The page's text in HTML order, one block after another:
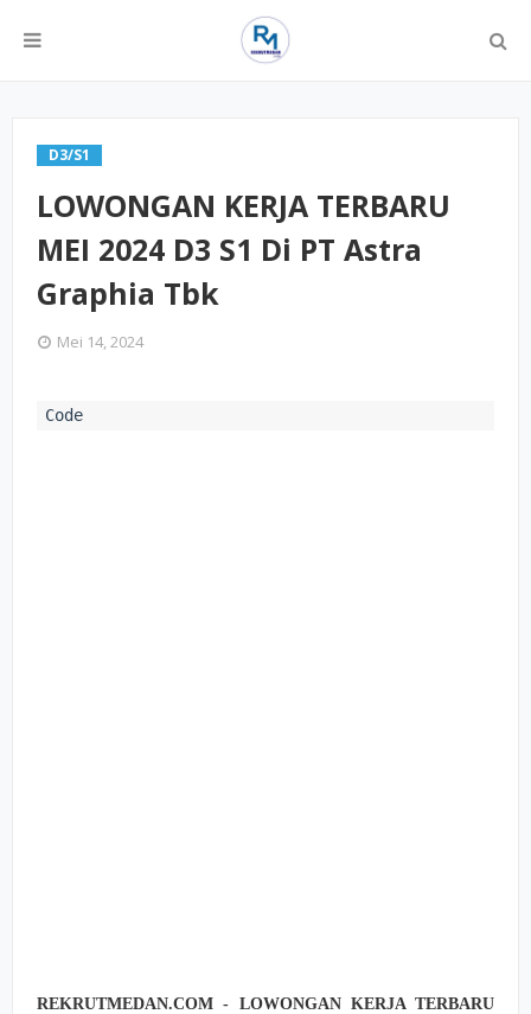
D3/S1
LOWONGAN KERJA TERBARU
MEI 2024 D3 S1 Di PT Astra
Graphia Tbk
Mei 14, 2024
REKRUTMEDAN.COM - LOWONGAN KERJA TERBARU